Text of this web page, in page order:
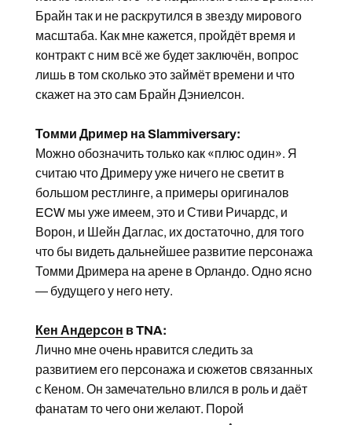
Брайн так и не раскрутился в звезду мирового
масштаба. Как мне кажется, пройдёт время и
контракт с ним всё же будет заключён, вопрос
лишь в том сколько это займёт времени и что
скажет на это сам Брайн Дэниелсон.
Томми Дример на Slammiversary:
Можно обозначить только как «плюс один». Я
считаю что Дримеру уже ничего не светит в
большом рестлинге, а примеры оригиналов
ECW мы уже имеем, это и Стиви Ричардс, и
Ворон, и Шейн Даглас, их достаточно, для того
что бы видеть дальнейшее развитие персонажа
Томми Дримера на арене в Орландо. Одно ясно
— будущего у него нету.
Кен Андерсон в TNA:
Лично мне очень нравится следить за
развитием его персонажа и сюжетов связанных
с Кеном. Он замечательно влился в роль и даёт
фанатам то чего они желают. Порой